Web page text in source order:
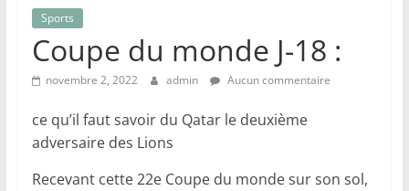
Sports
Coupe du monde J-18 :
novembre 2, 2022 admin Aucun commentaire
ce qu’il faut savoir du Qatar le deuxième
adversaire des Lions
Recevant cette 22e Coupe du monde sur son sol,